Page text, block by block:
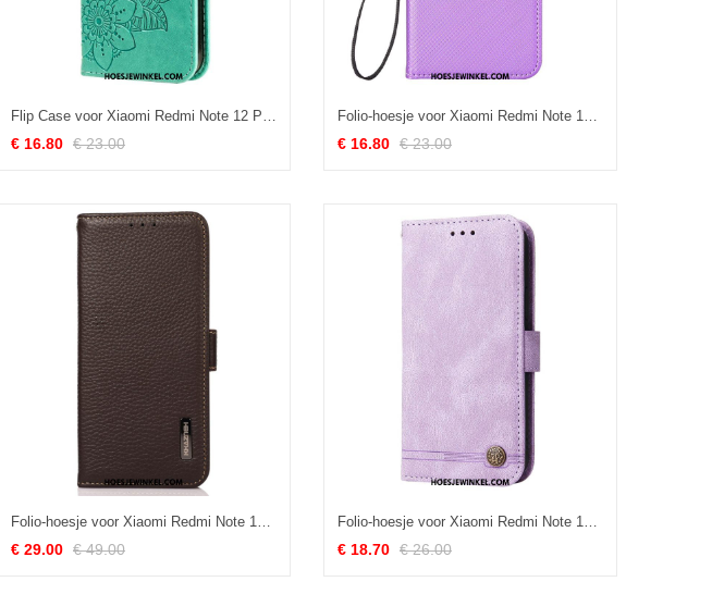
Flip Case voor Xiaomi Redmi Note 12 Pro Met Ketting Riem Bloem Mandala
€ 16.80 € 23.00
Folio-hoesje voor Xiaomi Redmi Note 12 Pro Met Ketting Stijlvol Imitatieleer Met Bandjes
€ 16.80 € 23.00
Folio-hoesje voor Xiaomi Redmi Note 12 Pro Lychee Leer Khazneh Rfid
€ 29.00 € 49.00
Folio-hoesje voor Xiaomi Redmi Note 12 Pro Leerstijl Met Decoratieve Klinknagel
€ 18.70 € 26.00